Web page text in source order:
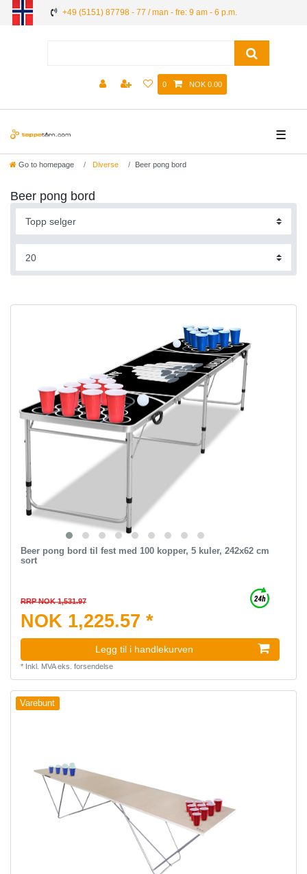
+49 (5151) 87798 - 77 / man - fre: 9 am - 6 p.m.
0 NOK 0.00
☰
Go to homepage Diverse Beer pong bord
Beer pong bord
Beer pong bord til fest med 100 kopper, 5 kuler, 242x62 cm
sort
RRP NOK 1,531.97
NOK 1,225.57 *
Legg til i handlekurven
* Inkl. MVAeks. forsendelse
Varebunt